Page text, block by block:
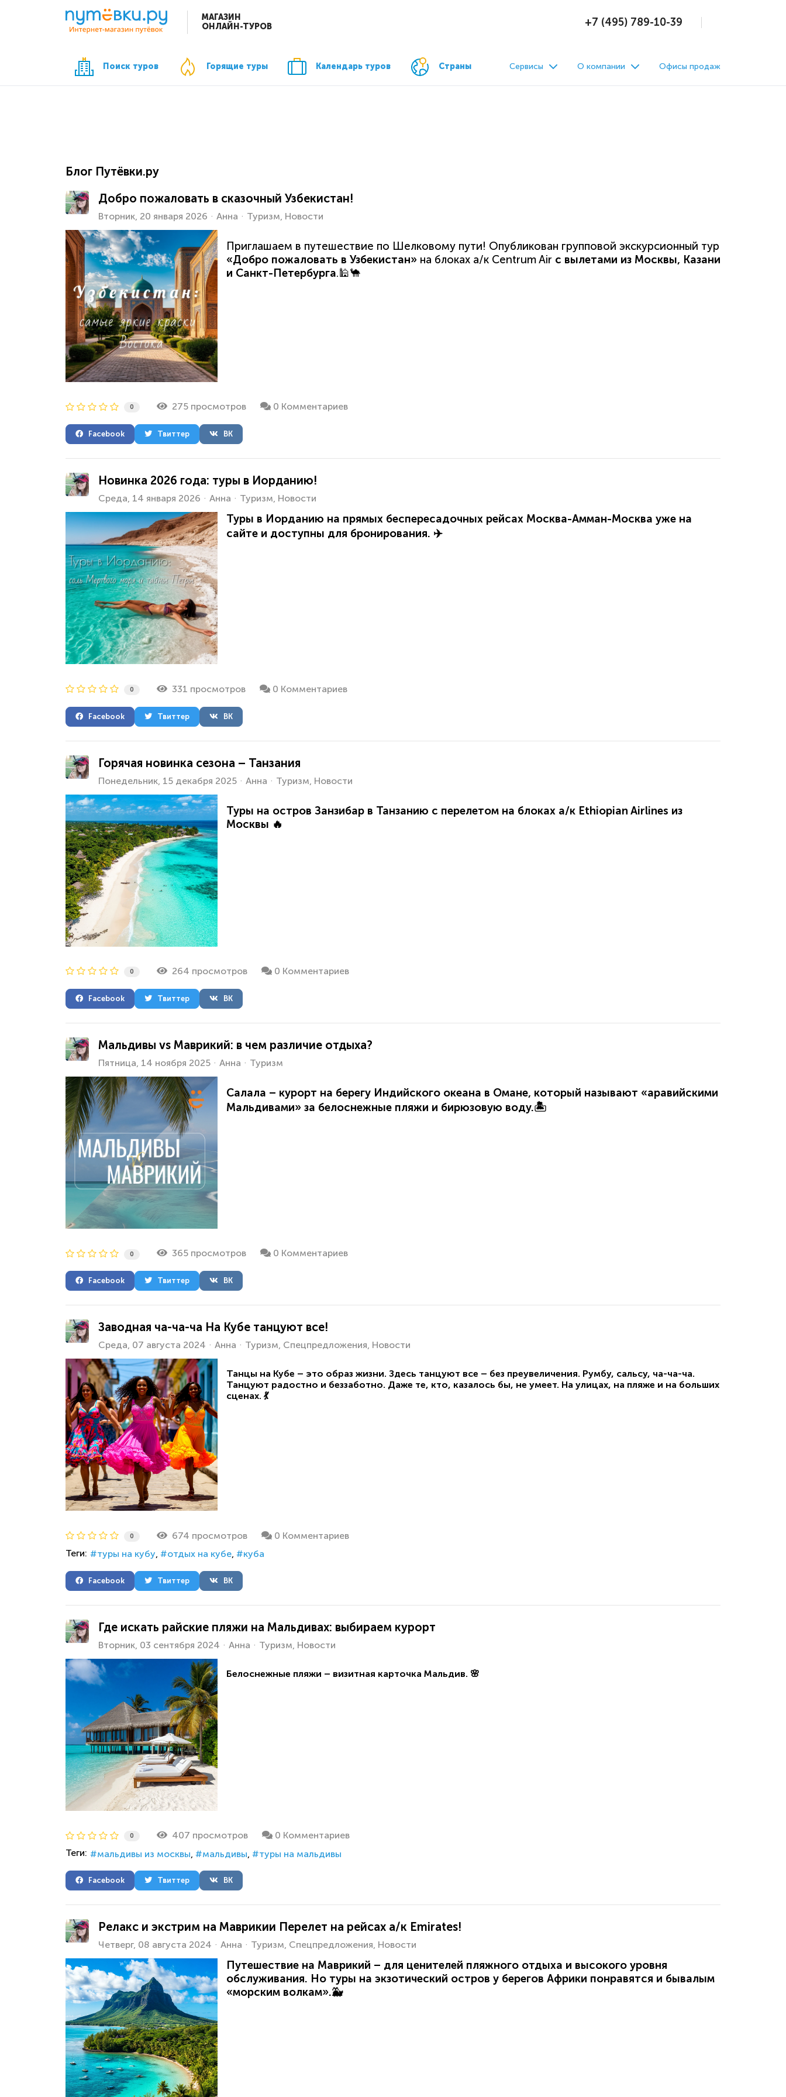
МАГАЗИН
ОНЛАЙН-ТУРОВ
+7 (495) 789-10-39
Поиск туров Горящие туры Календарь туров Страны Сервисы О компании Офисы продаж
Блог Путёвки.ру
Добро пожаловать в сказочный Узбекистан!
Вторник, 20 января 2026 Анна Туризм Новости
Приглашаем в путешествие по Шелковому пути! Опубликован групповой экскурсионный тур
«Добро пожаловать в Узбекистан» на блоках а/к Centrum Air с вылетами из Москвы, Казани
и Санкт-Петербурга.🕌🐪
0 275 просмотров 0 Комментариев
Facebook Твиттер ВК
Новинка 2026 года: туры в Иорданию!
Среда, 14 января 2026 Анна Туризм Новости
Туры в Иорданию на прямых беспересадочных рейсах Москва-Амман-Москва уже на
сайте и доступны для бронирования. ✈️
0 331 просмотров 0 Комментариев
Facebook Твиттер ВК
Горячая новинка сезона – Танзания
Понедельник, 15 декабря 2025 Анна Туризм Новости
Туры на остров Занзибар в Танзанию с перелетом на блоках а/к Ethiopian Airlines из
Москвы 🔥
0 264 просмотров 0 Комментариев
Facebook Твиттер ВК
Мальдивы vs Маврикий: в чем различие отдыха?
Пятница, 14 ноября 2025 Анна Туризм
Салала – курорт на берегу Индийского океана в Омане, который называют «аравийскими
Мальдивами» за белоснежные пляжи и бирюзовую воду.🏝️
0 365 просмотров 0 Комментариев
Facebook Твиттер ВК
Заводная ча-ча-ча На Кубе танцуют все!
Среда, 07 августа 2024 Анна Туризм Спецпредложения Новости
Танцы на Кубе – это образ жизни. Здесь танцуют все – без преувеличения. Румбу, сальсу, ча-ча-ча.
Танцуют радостно и беззаботно. Даже те, кто, казалось бы, не умеет. На улицах, на пляже и на больших
сценах. 💃
0 674 просмотров
0 Комментариев
Теги:
туры на кубу отдых на кубе куба
Facebook Твиттер ВК
Где искать райские пляжи на Мальдивах: выбираем курорт
Вторник, 03 сентября 2024 Анна Туризм Новости
Белоснежные пляжи – визитная карточка Мальдив. 🌸
0 407 просмотров
0 Комментариев
Теги:
мальдивы из москвы мальдивы туры на мальдивы
Facebook Твиттер ВК
Релакс и экстрим на Маврикии Перелет на рейсах а/к Emirates!
Четверг, 08 августа 2024 Анна Туризм Спецпредложения Новости
Путешествие на Маврикий – для ценителей пляжного отдыха и высокого уровня
обслуживания. Но туры на экзотический остров у берегов Африки понравятся и бывалым
«морским волкам».🐳